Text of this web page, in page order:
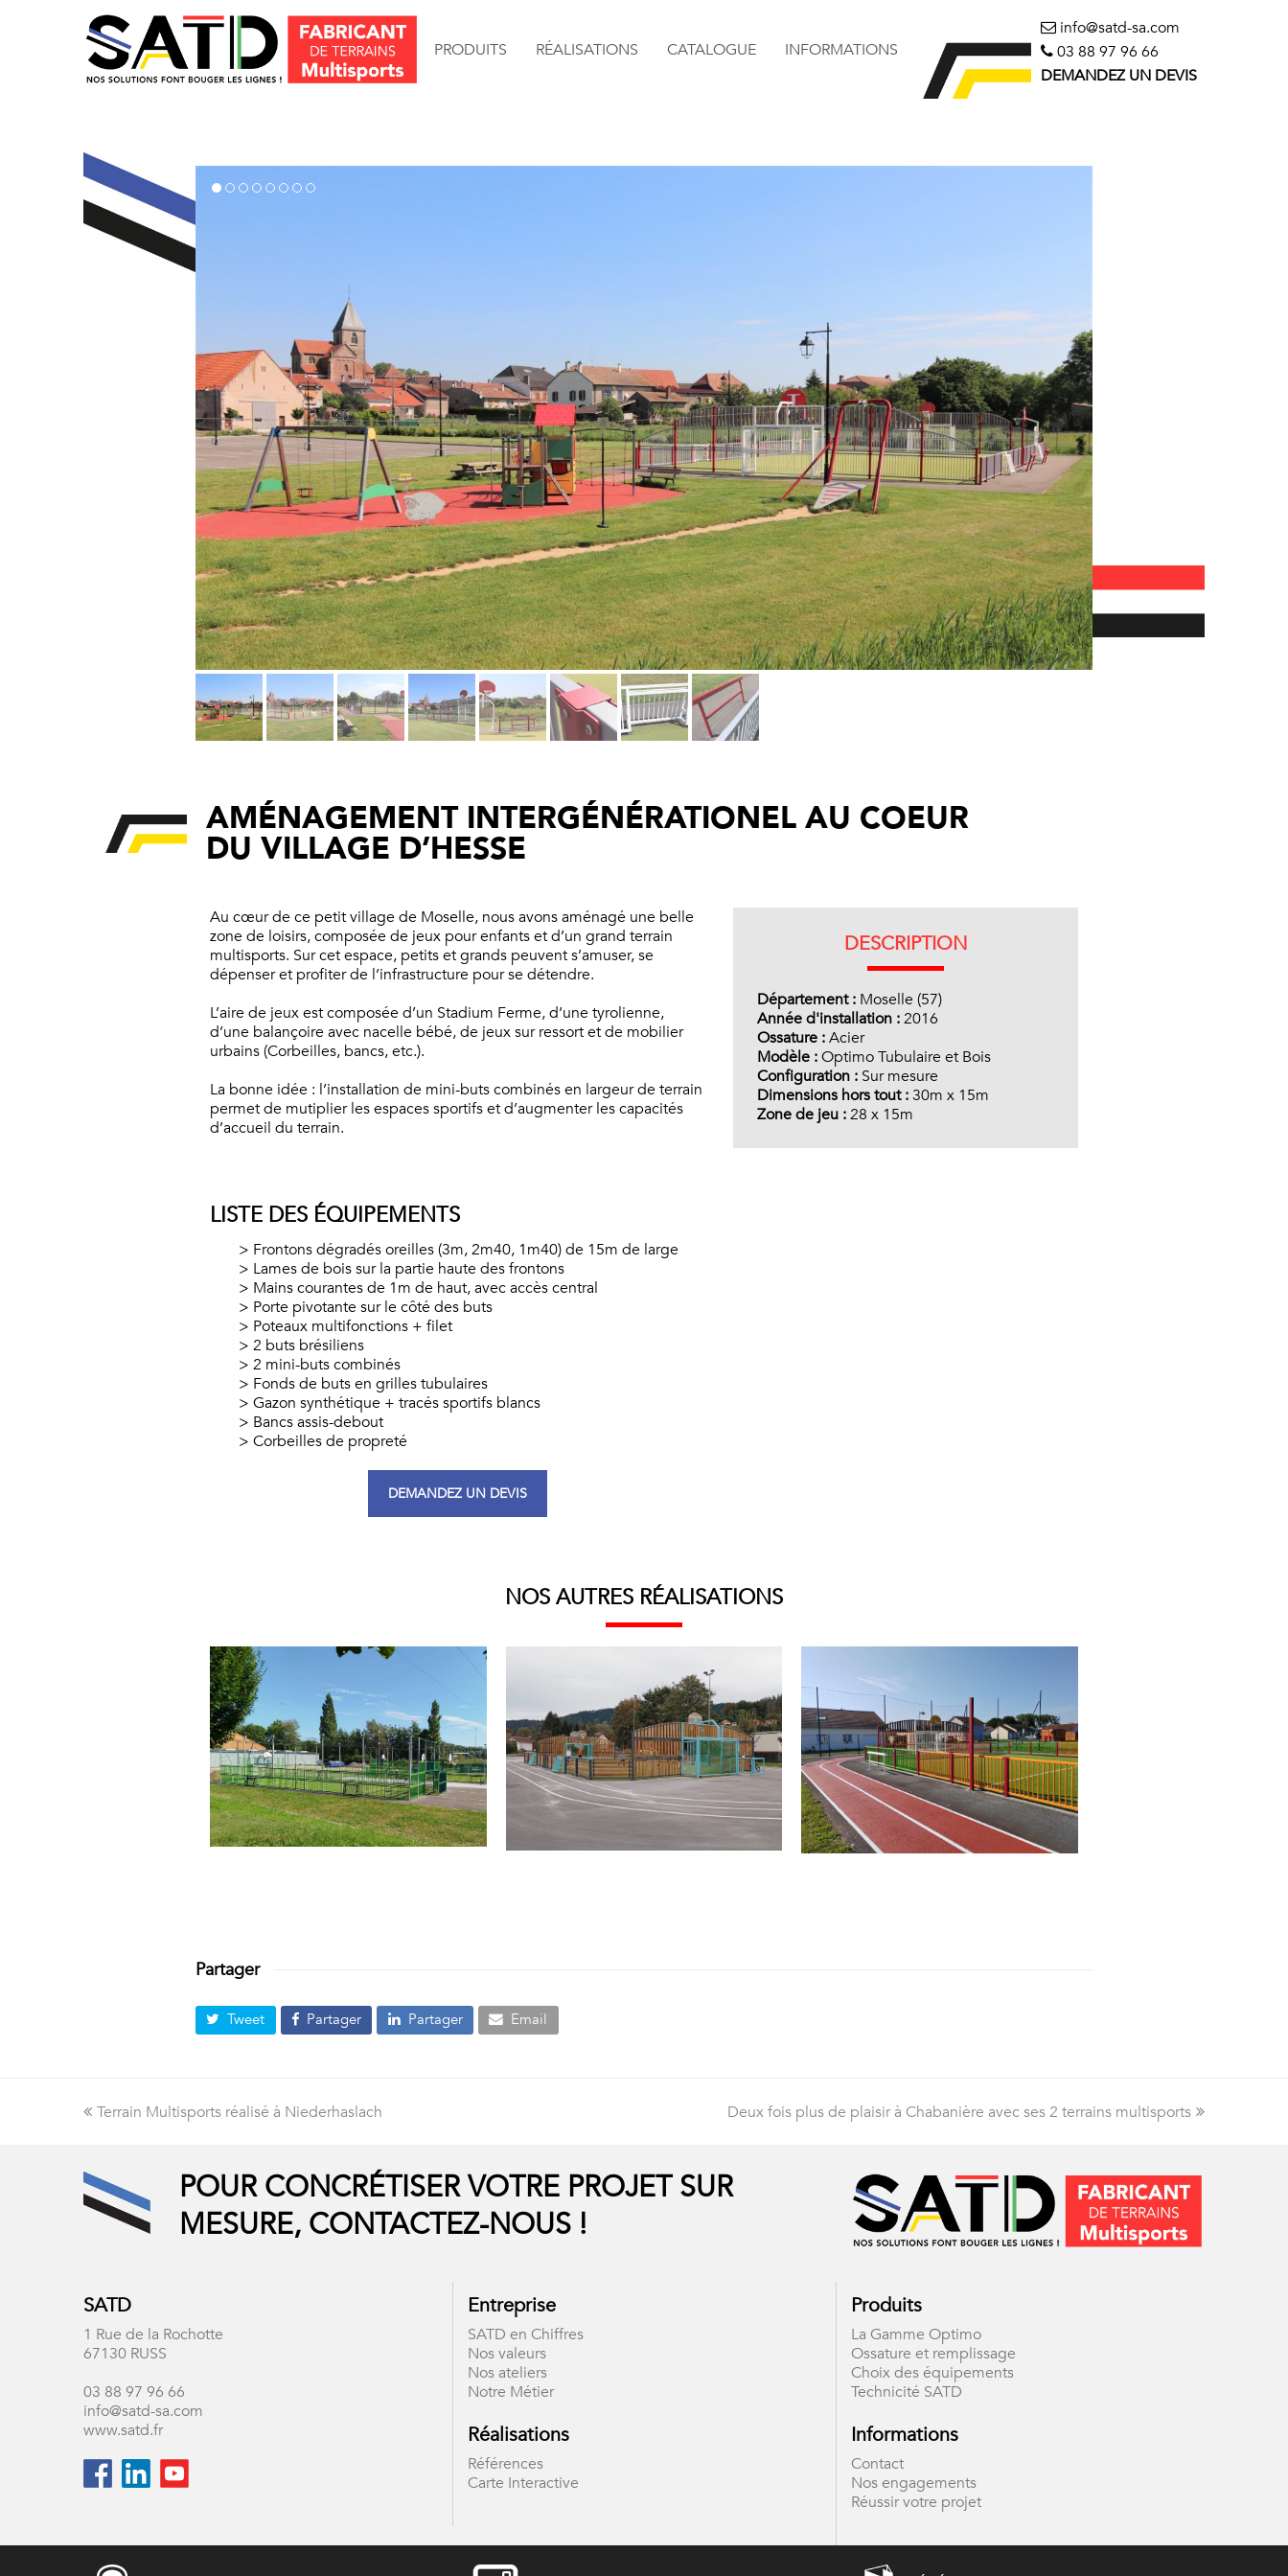
PRODUITS RÉALISATIONS CATALOGUE INFORMATIONS
info@satd-sa.com
03 88 97 96 66
DEMANDEZ UN DEVIS
AMÉNAGEMENT INTERGÉNÉRATIONEL AU COEUR
DU VILLAGE D’HESSE
Au cœur de ce petit village de Moselle, nous avons aménagé une belle
zone de loisirs, composée de jeux pour enfants et d’un grand terrain
multisports. Sur cet espace, petits et grands peuvent s’amuser, se
dépenser et profiter de l’infrastructure pour se détendre.
L’aire de jeux est composée d’un Stadium Ferme, d’une tyrolienne,
d’une balançoire avec nacelle bébé, de jeux sur ressort et de mobilier
urbains (Corbeilles, bancs, etc.).
La bonne idée : l’installation de mini-buts combinés en largeur de terrain
permet de mutiplier les espaces sportifs et d’augmenter les capacités
d’accueil du terrain.
LISTE DES ÉQUIPEMENTS
Frontons dégradés oreilles (3m, 2m40, 1m40) de 15m de large
Lames de bois sur la partie haute des frontons
Mains courantes de 1m de haut, avec accès central
Porte pivotante sur le côté des buts
Poteaux multifonctions + filet
2 buts brésiliens
2 mini-buts combinés
Fonds de buts en grilles tubulaires
Gazon synthétique + tracés sportifs blancs
Bancs assis-debout
Corbeilles de propreté
DEMANDEZ UN DEVIS
DESCRIPTION
Département : Moselle (57)
Année d'installation :2016
Ossature :Acier
Modèle :Optimo Tubulaire et Bois
Configuration : Sur mesure
Dimensions hors tout :30m x 15m
Zone de jeu :28 x 15m
NOS AUTRES RÉALISATIONS
Partager
Tweet Partager Partager Email
Onglet
Terrain Multisports réalisé à Niederhaslach
next
Deux fois plus de plaisir à Chabanière avec ses 2 terrains multisports
POUR CONCRÉTISER VOTRE PROJET SUR
MESURE, CONTACTEZ-NOUS !
SATD
1 Rue de la Rochotte
67130 RUSS
03 88 97 96 66
info@satd-sa.com
www.satd.fr
Entreprise
SATD en Chiffres
Nos valeurs
Nos ateliers
Notre Métier
Réalisations
Références
Carte Interactive
Produits
La Gamme Optimo
Ossature et remplissage
Choix des équipements
Technicité SATD
Informations
Contact
Nos engagements
Réussir votre projet